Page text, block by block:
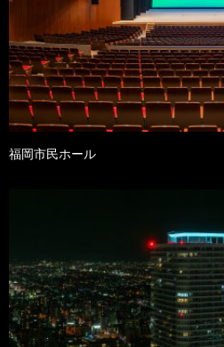
福岡市民ホール